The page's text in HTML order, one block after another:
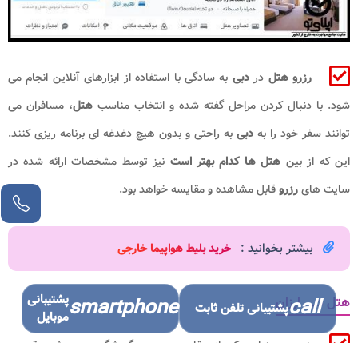
رزرو هتل دردبی به سادگی با استفاده از ابزارهای آنلاین انجام می
شود. با دنبال کردن مراحل گفته شده و انتخاب مناسب هتل، مسافران می
توانند سفر خود را به دبی به راحتی و بدون هیچ دغدغه ای برنامه ریزی کنند.
این که از بین هتل ها کدام بهتر است نیز توسط مشخصات ارائه شده در
سایت هایرزروقابل مشاهده و مقایسه خواهد بود.
بیشتر بخوانید : خرید بلیط هواپیما خارجی
هتل دبی ارزان
callپشتیبانی تلفن ثابت smartphoneپشتیبانی
موبایل